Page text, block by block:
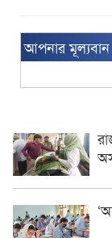
আপনার